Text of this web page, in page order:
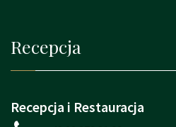
Recepcja
Recepcja i Restauracja